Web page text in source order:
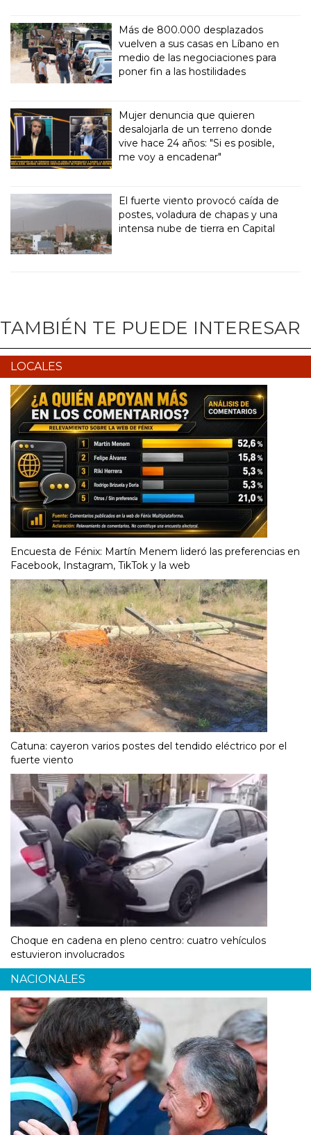
Más de 800.000 desplazados
vuelven a sus casas en Líbano en
medio de las negociaciones para
poner fin a las hostilidades
Mujer denuncia que quieren
desalojarla de un terreno donde
vive hace 24 años: "Si es posible,
me voy a encadenar"
El fuerte viento provocó caída de
postes, voladura de chapas y una
intensa nube de tierra en Capital
TAMBIÉN TE PUEDE INTERESAR
LOCALES
Encuesta de Fénix: Martín Menem lideró las preferencias en
Facebook, Instagram, TikTok y la web
Catuna: cayeron varios postes del tendido eléctrico por el
fuerte viento
Choque en cadena en pleno centro: cuatro vehículos
estuvieron involucrados
NACIONALES